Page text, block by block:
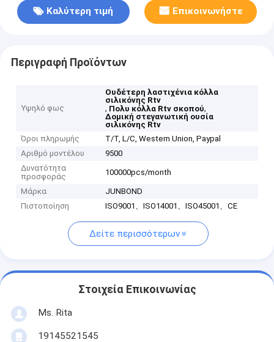
Καλύτερη τιμή Επικοινωνήστε
Περιγραφή Προϊόντων
Υψηλό φως
Ουδέτερη λαστιχένια κόλλα
σιλικόνης Rtv
, Πολυ κόλλα Rtv σκοπού,
Δομική στεγανωτική ουσία
σιλικόνης Rtv
Όροι πληρωμής
T/T, L/C, Western Union, Paypal
Αριθμό μοντέλου
9500
Δυνατότητα
προσφοράς
100000pcs/month
Μάρκα
JUNBOND
Πιστοποίηση
ISO9001、ISO14001、ISO45001、CE
Δείτε περισσότερων
Στοιχεία Επικοινωνίας
Ms. Rita
19145521545